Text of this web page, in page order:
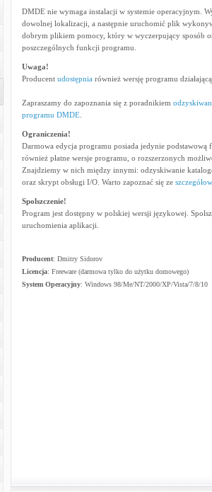
DMDE nie wymaga instalacji w systemie operacyjnym.
dowolnej lokalizacji, a następnie uruchomić plik
dobrym plikiem pomocy, który w wyczerpujący sposób
poszczególnych funkcji programu.
Uwaga!
Producent udostępniarównież wersję programu
Zapraszamy do zapoznania się z poradnikiem
programu DMDE.
Ograniczenia!
Darmowa edycja programu posiada jedynie podstawową
również płatne wersje programu, o rozszerzonych
Znajdziemy w nich między innymi: odzyskiwanie
oraz skrypt obsługi I/O. Warto zapoznać się ze
Spolszczenie!
Program jest dostępny w polskiej wersji językowej.
uruchomienia aplikacji.
Producent: Dmitry Sidorov
Licencja: Freeware (darmowa tylko do użytku domowego)
System Operacyjny: Windows 98/Me/NT/2000/XP/Vista/7/8/10